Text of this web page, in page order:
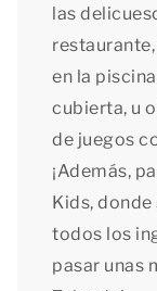
las
en la
cubierta, u
de juegos
¡Además,
Kids, donde
todos los
pasar unas